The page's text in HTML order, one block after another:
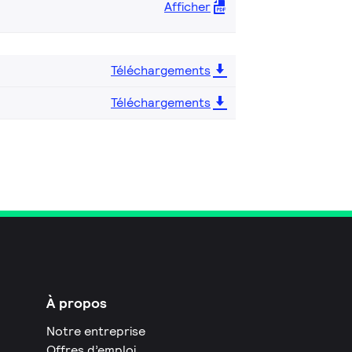
Afficher
Téléchargements
Téléchargements
À propos
Notre entreprise